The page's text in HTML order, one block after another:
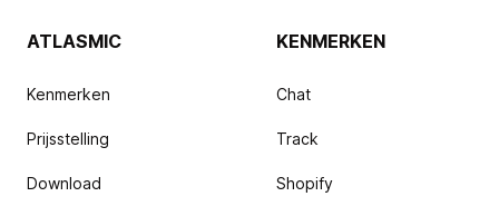
ATLASMIC
Kenmerken
Prijsstelling
Download
KENMERKEN
Chat
Track
Shopify